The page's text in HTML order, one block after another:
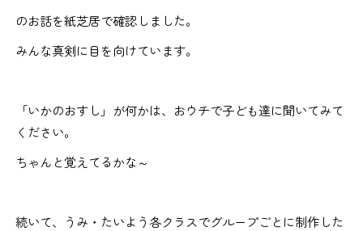
のお話を紙芝居で確認しました。
みんな真剣に目を向けています。
「いかのおすし」が何かは、おウチで子ども達に聞いてみて
ください。
ちゃんと覚えてるかな～
続いて、うみ・たいよう各クラスでグループごとに制作した